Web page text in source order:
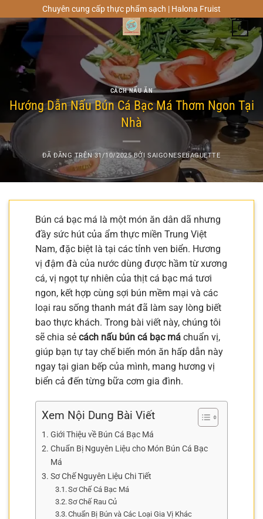
đến
Chuyên cung cấp thực phẩm sạch | Halona Fruist
0
CÁCH NẤU ĂN
Hướng Dẫn Nấu Bún Cá Bạc Má Thơm Ngon Tại
Nhà
ĐÃ ĐĂNG TRÊN31/10/2025 BỞISAIGONESEBAGUETTE
Bún cá bạc má là một món ăn dân dã nhưng
đầy sức hút của ẩm thực miền Trung Việt
Nam, đặc biệt là tại các tỉnh ven biển. Hương
vị đậm đà của nước dùng được hầm từ xương
cá, vị ngọt tự nhiên của thịt cá bạc má tươi
ngon, kết hợp cùng sợi bún mềm mại và các
loại rau sống thanh mát đã làm say lòng biết
bao thực khách. Trong bài viết này, chúng tôi
sẽ chia sẻ cách nấu bún cá bạc má chuẩn vị,
giúp bạn tự tay chế biến món ăn hấp dẫn này
ngay tại gian bếp của mình, mang hương vị
biển cả đến từng bữa cơm gia đình.
Xem Nội Dung Bài Viết
Giới Thiệu về Bún Cá Bạc Má
Chuẩn Bị Nguyên Liệu cho Món Bún Cá Bạc
Má
Sơ Chế Nguyên Liệu Chi Tiết
Sơ Chế Cá Bạc Má
Sơ Chế Rau Củ
Chuẩn Bị Bún và Các Loại Gia Vị Khác